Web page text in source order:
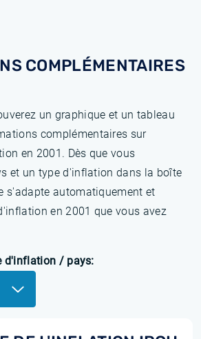
COMPLÉMENTAIRES
un graphique et un tableau
complémentaires sur
en 2001. Dès que vous
et un type d'inflation dans la boîte
s'adapte automatiquement et
en 2001 que vous avez
d'inflation / pays: